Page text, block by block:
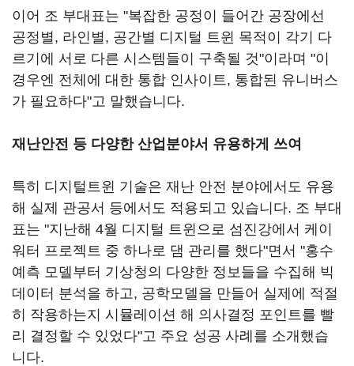
이어 조 부대표는 "복잡한 공정이 들어간 공장에선
공정별, 라인별, 공간별 디지털 트윈 목적이 각기 다
르기에 서로 다른 시스템들이 구축될 것"이라며 "이
경우엔 전체에 대한 통합 인사이트, 통합된 유니버스
가 필요하다"고 말했습니다.
재난안전 등 다양한 산업분야서 유용하게 쓰여
특히 디지털트윈 기술은 재난 안전 분야에서도 유용
해 실제 관공서 등에서도 적용되고 있습니다. 조 부대
표는 "지난해 4월 디지털 트윈으로 섬진강에서 케이
워터 프로젝트 중 하나로 댐 관리를 했다"면서 "홍수
예측 모델부터 기상청의 다양한 정보들을 수집해 빅
데이터 분석을 하고, 공학모델을 만들어 실제에 적절
히 작용하는지 시뮬레이션 해 의사결정 포인트를 빨
리 결정할 수 있었다"고 주요 성공 사례를 소개했습
니다.